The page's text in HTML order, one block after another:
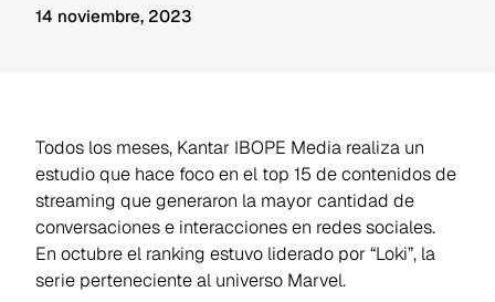
14 noviembre, 2023
Todos los meses, Kantar IBOPE Media realiza un
estudio que hace foco en el top 15 de contenidos de
streaming que generaron la mayor cantidad de
conversaciones e interacciones en redes sociales.
En octubre el ranking estuvo liderado por “Loki”, la
serie perteneciente al universo Marvel.